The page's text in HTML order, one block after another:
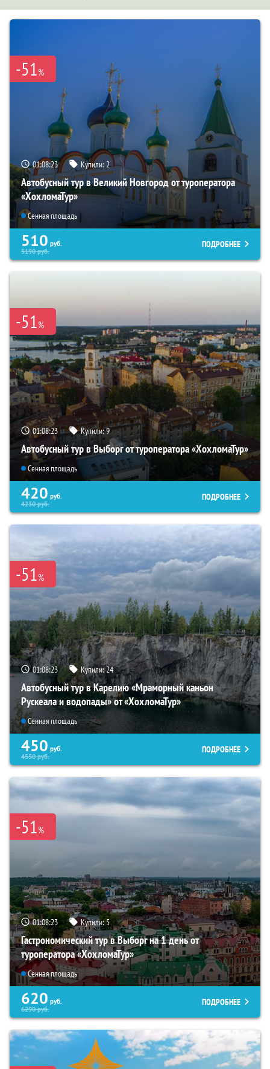
-51%
01:08:22 Купили:2
Автобусный тур в Великий Новгород от туроператора
«ХохломаТур»
Сенная площадь
510 руб.
5190руб.
ПОДРОБНЕЕ
-51%
01:08:22 Купили:9
Автобусный тур в Выборг от туроператора «ХохломаТур»
Сенная площадь
420 руб.
4230руб.
ПОДРОБНЕЕ
-51%
01:08:22 Купили:24
Автобусный тур в Карелию «Мраморный каньон
Рускеала и водопады» от «ХохломаТур»
Сенная площадь
450 руб.
4550руб.
ПОДРОБНЕЕ
-51%
01:08:22 Купили:5
Гастрономический тур в Выборг на 1 день от
туроператора «ХохломаТур»
Сенная площадь
620 руб.
6290руб.
ПОДРОБНЕЕ